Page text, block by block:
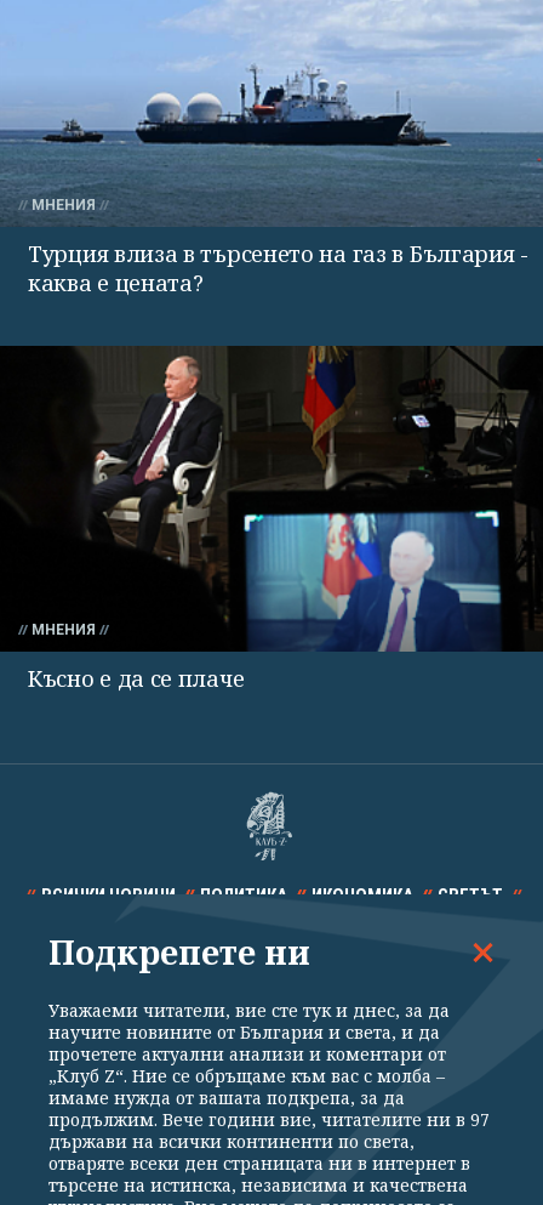
МНЕНИЯ
Турция влиза в търсенето на газ в България -
каква е цената?
МНЕНИЯ
Късно е да се плаче
ВСИЧКИ НОВИНИ ПОЛИТИКА ИКОНОМИКА СВЕТЪТ
СПОРТ КУЛТУРА ТЕХНОЛОГИИ КАЛЕЙДОСКОП
Общи условия
Политика за поверителност
Реклама
Партньори Контакти
За Клуб Z
Екип
Подкрепете ни
Подкрепете ни
Уважаеми читатели, вие сте тук и днес, за да
научите новините от България и света, и да
прочетете актуални анализи и коментари от
„Клуб Z“. Ние се обръщаме към вас с молба –
имаме нужда от вашата подкрепа, за да
продължим. Вече години вие, читателите ни в 97
държави на всички континенти по света,
отваряте всеки ден страницата ни в интернет в
търсене на истинска, независима и качествена